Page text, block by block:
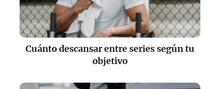
Cuánto descansar entre series según tu
objetivo